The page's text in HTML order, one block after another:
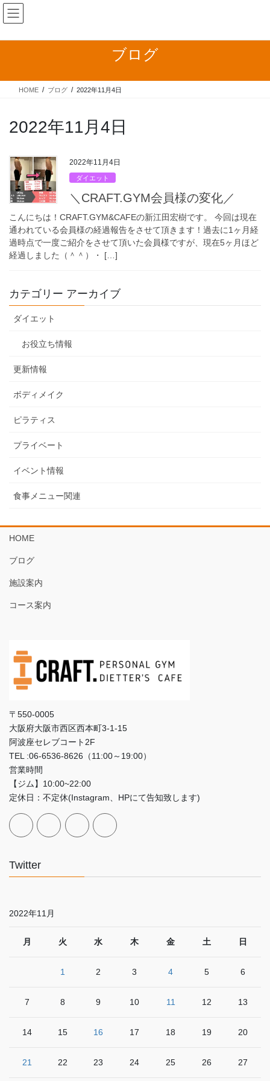
コ
ン
ン
ス
ナ
ビ
ー
ン
ブログ
HOME ブログ 2022年11月4日
2022年11月4日
2022年11月4日
ダイエット
＼CRAFT.GYM会員様の変化／
こんにちは！CRAFT.GYM&CAFEの新江田宏樹です。 今回は現在
通われている会員様の経過報告をさせて頂きます！過去に1ヶ月経
過時点で一度ご紹介をさせて頂いた会員様ですが、現在5ヶ月ほど
経過しました（＾＾）・ […]
カテゴリー アーカイブ
ダイエット
お役立ち情報
更新情報
ボディメイク
ピラティス
プライベート
イベント情報
食事メニュー関連
HOME
ブログ
施設案内
コース案内
〒550-0005
大阪府大阪市西区西本町3‐1‐15
阿波座セレブコート2F
TEL :06-6536-8626（11:00～19:00）
営業時間
【ジム】10:00~22:00
定休日：不定休(Instagram、HPにて告知致します)
Twitter
2022年11月
月 火 水 木 金 土 日
1 2 3 4 5 6
7 8 9 10 11 12 13
14 15 16 17 18 19 20
21 22 23 24 25 26 27